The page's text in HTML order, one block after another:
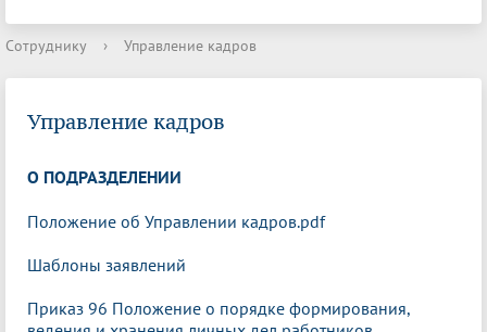
Сотруднику › Управление кадров
Управление кадров
О ПОДРАЗДЕЛЕНИИ
Положение об Управлении кадров.pdf
Шаблоны заявлений
Приказ 96 Положение о порядке формирования,